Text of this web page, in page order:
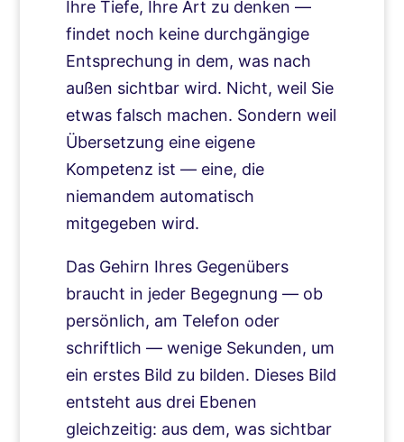
Ihre Tiefe, Ihre Art zu denken —
findet noch keine durchgängige
Entsprechung in dem, was nach
außen sichtbar wird. Nicht, weil Sie
etwas falsch machen. Sondern weil
Übersetzung eine eigene
Kompetenz ist — eine, die
niemandem automatisch
mitgegeben wird.
Das Gehirn Ihres Gegenübers
braucht in jeder Begegnung — ob
persönlich, am Telefon oder
schriftlich — wenige Sekunden, um
ein erstes Bild zu bilden. Dieses Bild
entsteht aus drei Ebenen
gleichzeitig: aus dem, was sichtbar